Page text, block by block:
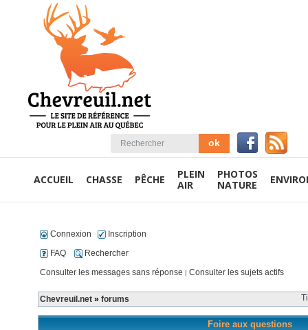
ACCUEIL CHASSE PÊCHE
PLEIN
AIR
PHOTOS
NATURE
Connexion
Inscription
FAQ
Rechercher
Consulter les messages sans réponse | Consulter les sujets actifs
Chevreuil.net » forums
Foire aux questions